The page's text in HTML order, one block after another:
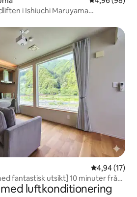
i Ishiuchi Maruyama
4,94 av 5 i
4,94 (17)
fantastisk utsikt] 10 minuter från
| 5 minuter från Yuzawa IC | Grill
luftkonditionering